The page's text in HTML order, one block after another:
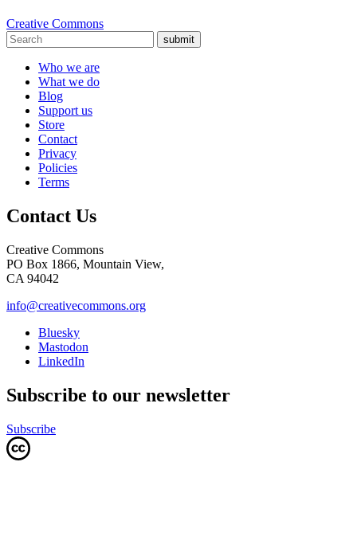
Creative Commons
submit
Who we are
What we do
Blog
Support us
Store
Contact
Privacy
Policies
Terms
Contact Us
Creative Commons
PO Box 1866, Mountain View,
CA 94042
info@creativecommons.org
Bluesky
Mastodon
LinkedIn
Subscribe to our newsletter
Subscribe